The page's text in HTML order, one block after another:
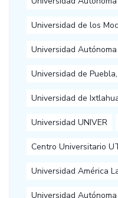
Universidad de los
Universidad
Universidad de Puebla,
Universidad de
Universidad UNIVER
Centro Universitario
Universidad América
Universidad